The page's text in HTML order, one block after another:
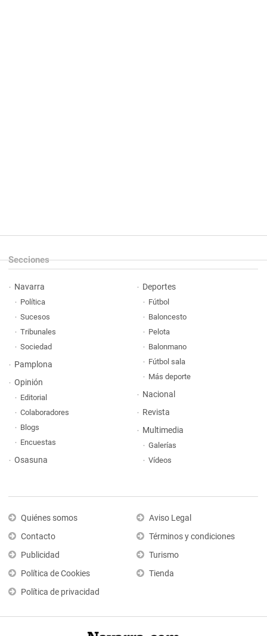
Secciones
Navarra
Política
Sucesos
Tribunales
Sociedad
Pamplona
Opinión
Editorial
Colaboradores
Blogs
Encuestas
Osasuna
Deportes
Fútbol
Baloncesto
Pelota
Balonmano
Fútbol sala
Más deporte
Nacional
Revista
Multimedia
Galerías
Vídeos
Quiénes somos
Contacto
Publicidad
Política de Cookies
Política de privacidad
Aviso Legal
Términos y condiciones
Turismo
Tienda